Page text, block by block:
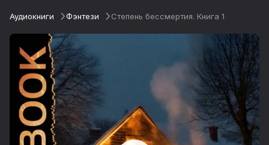
Аудиокниги Фэнтези Степень бессмертия. Книга 1